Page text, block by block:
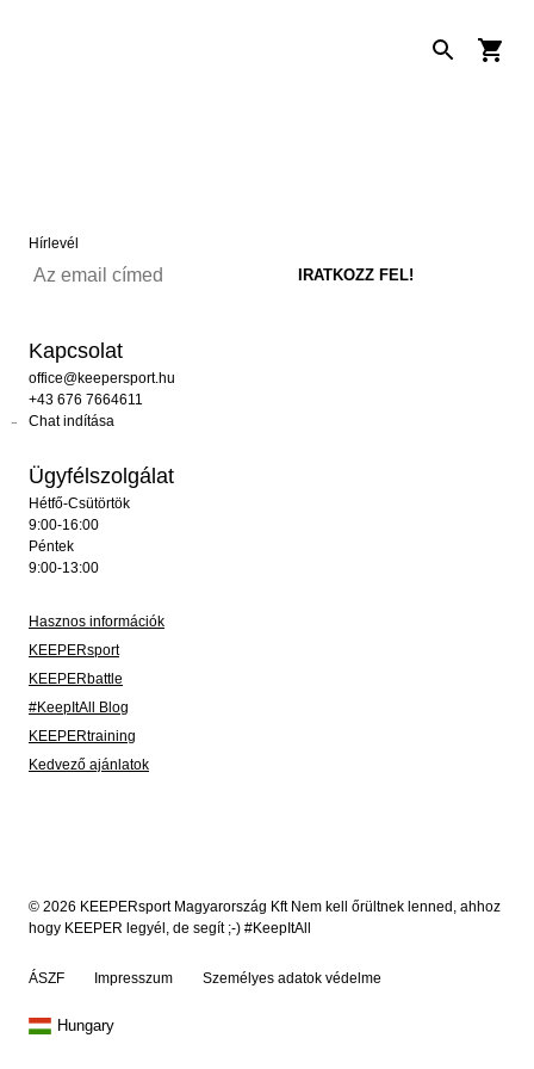
Hírlevél
Kapcsolat
office@keepersport.hu
+43 676 7664611
Chat indítása
Ügyfélszolgálat
Hétfő-Csütörtök
9:00-16:00
Péntek
9:00-13:00
Hasznos információk
KEEPERsport
KEEPERbattle
#KeepItAll Blog
KEEPERtraining
Kedvező ajánlatok
© 2026 KEEPERsport Magyarország Kft Nem kell őrültnek lenned, ahhoz
hogy KEEPER legyél, de segít ;-) #KeepItAll
ÁSZF Impresszum Személyes adatok védelme
Hungary